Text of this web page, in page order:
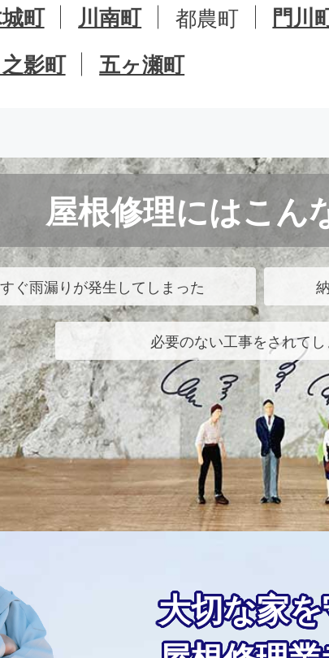
町 川南町 都農町 門川
影町 五ヶ瀬町
屋根修理にはこん
ぐ雨漏りが発生してしまった
必要のない工事をされて
大切な家